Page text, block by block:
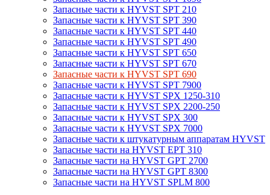
Запасные части к HYVST SPT 210
Запасные части к HYVST SPT 390
Запасные части к HYVST SPT 440
Запасные части к HYVST SPT 490
Запасные части к HYVST SPT 650
Запасные части к HYVST SPT 670
Запасные части к HYVST SPT 690
Запасные части к HYVST SPT 7900
Запасные части к HYVST SPX 1250-310
Запасные части к HYVST SPX 2200-250
Запасные части к HYVST SPX 300
Запасные части к HYVST SPX 7000
Запасные части к штукатурным аппаратам HYVST
Запасные части на HYVST EPT 310
Запасные части на HYVST GPT 2700
Запасные части на HYVST GPT 8300
Запасные части на HYVST SPLM 800